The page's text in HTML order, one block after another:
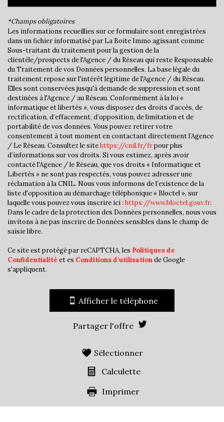
Bureau de poste
Mairie
Presse et Tabac
statistiques
Nombre d'habitants
36 240
Propriétaires (vs. locataires)
31,78 %
Taxe habitation
16,72 %
Taxe foncière
19,03 %
Habitants de moins de 25 ans
33,11 %
Habitants de 25 à 55 ans
41,68 %
Habitants de plus de 55 ans
25,21 %
Nombre d'enfants par famille
1,07
Familles sans enfant
Familles avec 1 ou 2 enfants
Maisons
Familles avec 3 enfants
*Champs obligatoires
Les informations recueillies sur ce formulaire sont enregistrées
dans un fichier informatisé par La Boite Immo agissant comme
Sous-traitant du traitement pour la gestion de la
clientèle/prospects de l'Agence / du Réseau qui reste Responsable
du Traitement de vos Données personnelles. La base légale du
traitement repose sur l'intérêt légitime de l'Agence / du Réseau.
Elles sont conservées jusqu'à demande de suppression et sont
destinées à l'Agence / au Réseau. Conformément à la loi «
informatique et libertés », vous disposez des droits d’accès, de
rectification, d’effacement, d’opposition, de limitation et de
portabilité de vos données. Vous pouvez retirer votre
consentement à tout moment en contactant directement l’Agence
/ Le Réseau. Consultez le sitehttps://cnil.fr/frpour plus
d’informations sur vos droits. Si vous estimez, après avoir
contacté l'Agence / le Réseau, que vos droits « Informatique et
Libertés » ne sont pas respectés, vous pouvez adresser une
réclamation à la CNIL. Nous vous informons de l’existence de la
liste d'opposition au démarchage téléphonique « Bloctel », sur
laquelle vous pouvez vous inscrire ici : https://www.bloctel.gouv.fr.
Dans le cadre de la protection des Données personnelles, nous vous
invitons à ne pas inscrire de Données sensibles dans le champ de
saisie libre.
Ce site est protégé par reCAPTCHA, les Politiques de
Confidentialité et es Conditions d'utilisationde Google
s'appliquent.
Afficher le téléphone
Partager l'offre
Sélectionner
Calculette
Imprimer